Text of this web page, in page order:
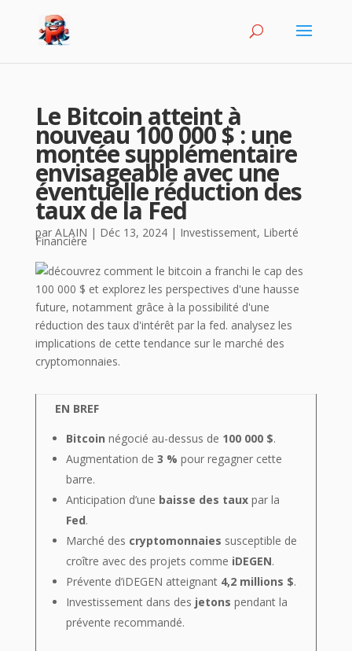
Le Bitcoin atteint à
nouveau 100 000 $ : une
montée supplémentaire
envisageable avec une
éventuelle réduction des
taux de la Fed
par ALAIN | Déc 13, 2024| Investissement, Liberté
Financière
EN BREF
Bitcoin négocié au-dessus de 100 000 $.
Augmentation de 3 % pour regagner cette
barre.
Anticipation d’une baisse des tauxpar la
Fed.
Marché des cryptomonnaies susceptible de
croître avec des projets comme iDEGEN.
Prévente d’iDEGEN atteignant 4,2 millions $.
Investissement dans des jetons pendant la
prévente recommandé.